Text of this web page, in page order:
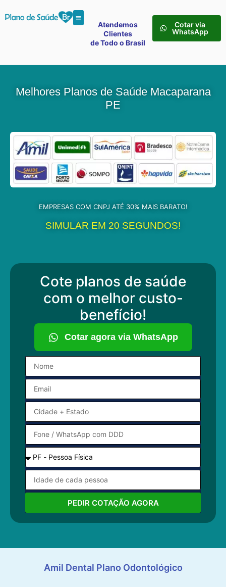
Atendemos
Clientes
de Todo o Brasil
Cotar via
WhatsApp
Melhores Planos de Saúde Macaparana
PE
EMPRESAS COM CNPJ ATÉ 30% MAIS BARATO!
SIMULAR EM 20 SEGUNDOS!
Cote planos de saúde
com o melhor custo-
benefício!
Cotar agora via WhatsApp
PEDIR COTAÇÃO AGORA
Amil Dental Plano Odontológico